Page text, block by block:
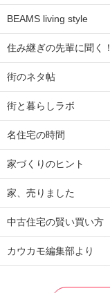
BEAMS living style
住み継ぎの先輩に聞く！
街のネタ帖
街と暮らしラボ
名住宅の時間
家づくりのヒント
家、売りました
中古住宅の賢い買い方
カウカモ編集部より